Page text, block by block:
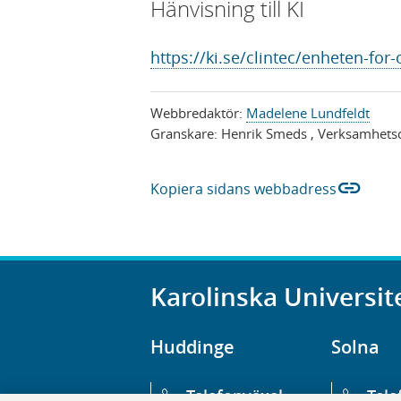
Hänvisning till KI
https://ki.se/clintec/enheten-
Webbredaktör: Madelene Lundfeldt
Granskare: Henrik Smeds ,
Kopiera sidans webbadresslink
Karolinska
Huddinge
Telefonväxel
Solna